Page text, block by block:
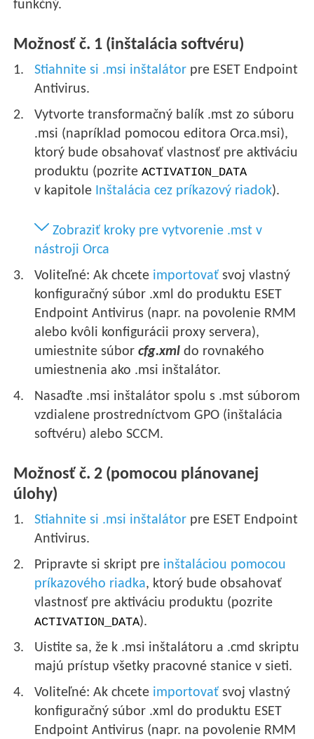
funkčný.
Možnosť č. 1 (inštalácia softvéru)
Stiahnite si .msi inštalátor pre ESET Endpoint
Antivirus.
Vytvorte transformačný balík .mst zo súboru
.msi (napríklad pomocou editora Orca.msi),
ktorý bude obsahovať vlastnosť pre aktiváciu
produktu (pozriteACTIVATION_DATA
v kapitole Inštalácia cez príkazový riadok).
Zobraziť kroky pre vytvorenie .mst v
nástroji Orca
Voliteľné: Ak chcete importovať svoj vlastný
konfiguračný súbor .xml do produktu ESET
Endpoint Antivirus (napr. na povolenie RMM
alebo kvôli konfigurácii proxy servera),
umiestnite súborcfg.xml do rovnakého
umiestnenia ako .msi inštalátor.
Nasaďte .msi inštalátor spolu s .mst súborom
vzdialene prostredníctvom GPO (inštalácia
softvéru) alebo SCCM.
Možnosť č. 2 (pomocou plánovanej
úlohy)
Stiahnite si .msi inštalátor pre ESET Endpoint
Antivirus.
Pripravte si skript pre inštaláciou pomocou
príkazového riadka, ktorý bude obsahovať
vlastnosť pre aktiváciu produktu (pozrite
ACTIVATION_DATA).
Uistite sa, že k .msi inštalátoru a .cmd skriptu
majú prístup všetky pracovné stanice v sieti.
Voliteľné: Ak chcete importovať svoj vlastný
konfiguračný súbor .xml do produktu ESET
Endpoint Antivirus (napr. na povolenie RMM